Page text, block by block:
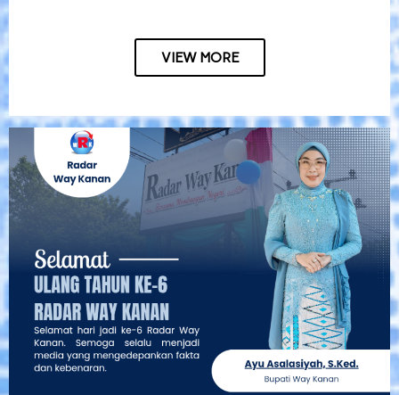
VIEW MORE